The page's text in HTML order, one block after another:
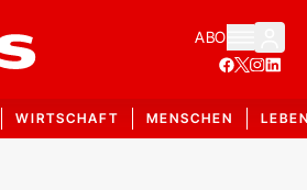
ABO
WIRTSCHAFT MENSCHEN